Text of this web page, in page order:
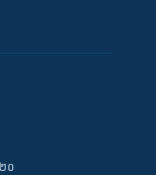
២០